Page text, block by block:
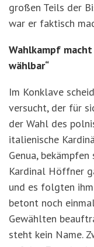
großen Teils der
war er faktisch
Wahlkampf
wählbar“
Im Konklave
versucht, der für
der Wahl des
italienische
Genua,
Kardinal Höffner
und es folgten
betont noch
Gewählten
steht kein Name.